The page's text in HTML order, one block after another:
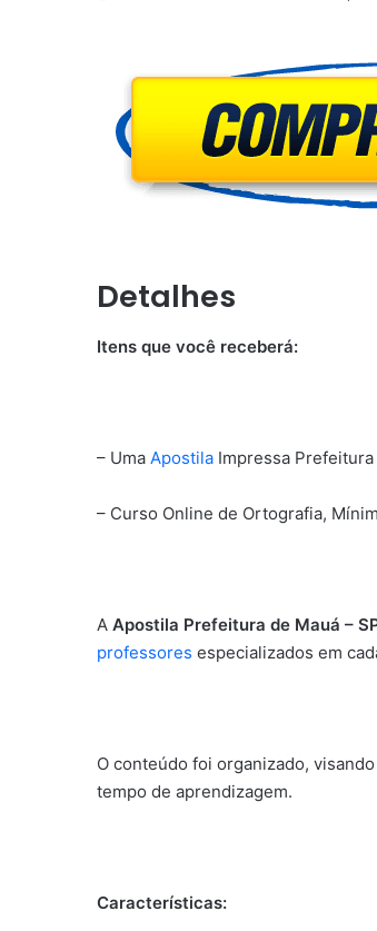
Detalhes
Itens que você receberá:
– Uma Apostila Impressa Prefeitura
– Curso Online de Ortografia,
A Apostila Prefeitura de Mauá –
professores especializados em
O conteúdo foi organizado,
tempo de aprendizagem.
Características: